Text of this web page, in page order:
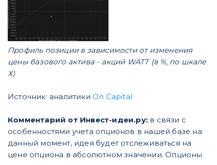
Профиль позиции в зависимости от изменения
цены базового актива - акций WATT (в %, по шкале
Х)
Источник: аналитики On Capital
Комментарий от Инвест-идеи.ру: в связи с
особенностями учета опционов в нашей базе на
данный момент, идея будет отслеживаться на
цене опциона в абсолютном значении. Опционы